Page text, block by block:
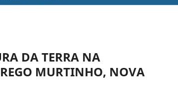
DA TERRA NA
MURTINHO, NOVA